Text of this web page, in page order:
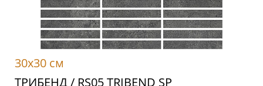
30x30 см
ТРИБЕНД / RS05 TRIBEND SP